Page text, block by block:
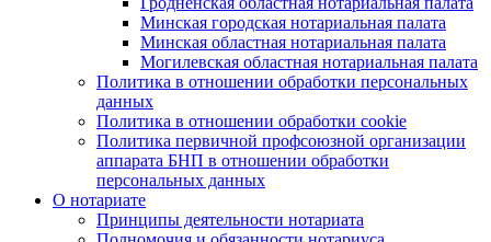
Минская городская нотариальная палата
Минская областная нотариальная палата
Могилевская областная нотариальная палата
Политика в отношении обработки персональных
данных
Политика в отношении обработки cookie
Политика первичной профсоюзной организации
аппарата БНП в отношении обработки
персональных данных
О нотариате
Принципы деятельности нотариата